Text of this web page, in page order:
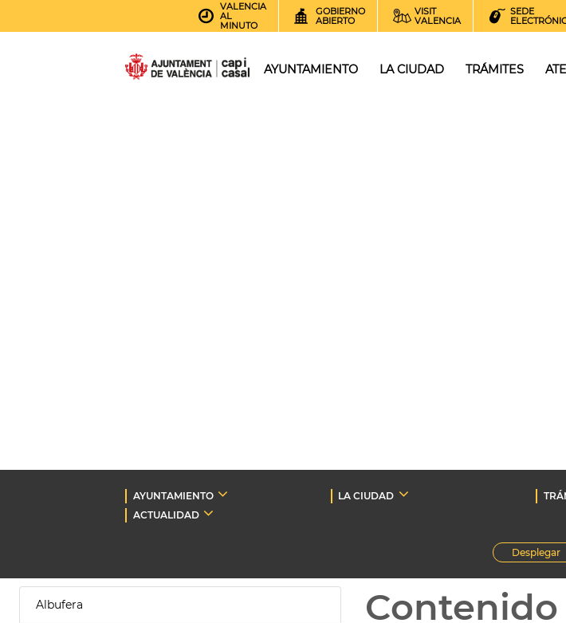
VALENCIA
AL
MINUTO
GOBIERNO
ABIERTO
VISIT
VALENCIA
SEDE
AYUNTAMIENTO LA CIUDAD TRÁMITES
AYUNTAMIENTO LA CIUDAD
ACTUALIDAD
Desplegar
Albufera